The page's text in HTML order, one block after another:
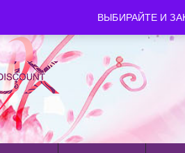
ВЫБИРАЙТЕ И
+7 903 544 11 18 г. Москва